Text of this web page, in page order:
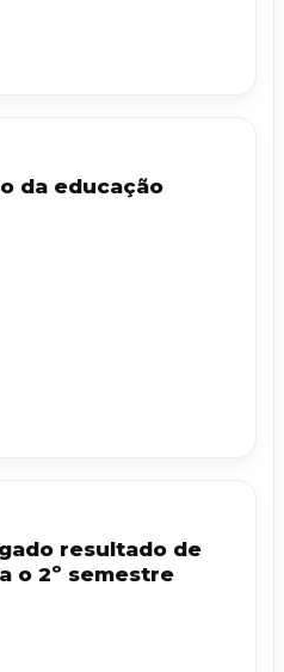
da educação
resultado de
o 2º semestre